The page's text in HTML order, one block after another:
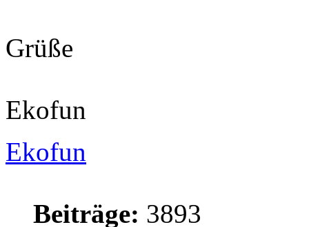
Grüße
Ekofun
Ekofun
Beiträge: 3893